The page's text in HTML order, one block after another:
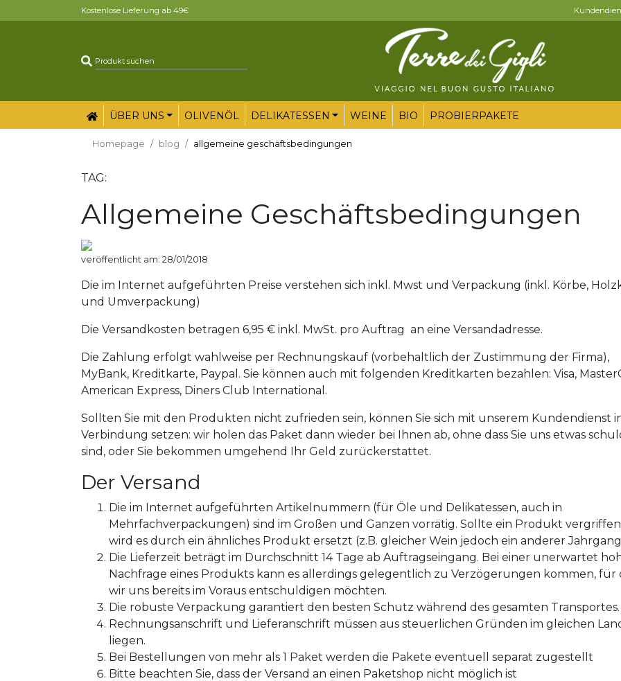
Kostenlose Lieferung ab 49€
ÜBER UNS OLIVENÖL DELIKATESSEN WEINE BIO PROBIERPAKETE
Homepage blog allgemeine geschäftsbedingungen
TAG:
Allgemeine Geschäftsbedingungen
veröffentlicht am: 28/01/2018
Die im Internet aufgeführten Preise verstehen sich inkl. Mwst und Verpackung (inkl. Körbe,
und Umverpackung)
Die Versandkosten betragen 6,95 € inkl. MwSt. pro Auftrag an eine Versandadresse.
Die Zahlung erfolgt wahlweise per Rechnungskauf (vorbehaltlich der Zustimmung der Firma),
MyBank, Kreditkarte, Paypal. Sie können auch mit folgenden Kreditkarten bezahlen: Visa,
American Express, Diners Club International.
Sollten Sie mit den Produkten nicht zufrieden sein, können Sie sich mit unserem Kundendienst
Verbindung setzen: wir holen das Paket dann wieder bei Ihnen ab, ohne dass Sie uns etwas
sind, oder Sie bekommen umgehend Ihr Geld zurückerstattet.
Der Versand
Die im Internet aufgeführten Artikelnummern (für Öle und Delikatessen, auch in
Mehrfachverpackungen) sind im Großen und Ganzen vorrätig. Sollte ein Produkt vergriffen
wird es durch ein ähnliches Produkt ersetzt (z.B. gleicher Wein jedoch ein anderer
Die Lieferzeit beträgt im Durchschnitt 14 Tage ab Auftragseingang. Bei einer unerwartet
Nachfrage eines Produkts kann es allerdings gelegentlich zu Verzögerungen kommen, für
wir uns bereits im Voraus entschuldigen möchten.
Die robuste Verpackung garantiert den besten Schutz während des gesamten Transportes.
Rechnungsanschrift und Lieferanschrift müssen aus steuerlichen Gründen im gleichen
liegen.
Bei Bestellungen von mehr als 1 Paket werden die Pakete eventuell separat zugestellt
Bitte beachten Sie, dass der Versand an einen Paketshop nicht möglich ist